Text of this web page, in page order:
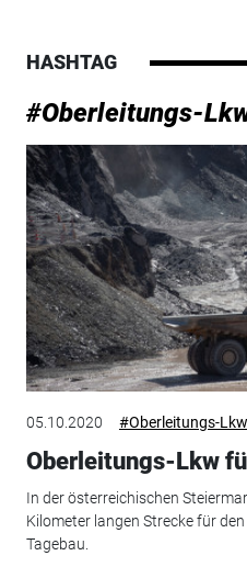
HASHTAG
#Oberleitungs-
05.10.2020 #Oberleitungs-Lkw
Oberleitungs-Lkw
In der österreichischen
Kilometer langen Strecke für
Tagebau.